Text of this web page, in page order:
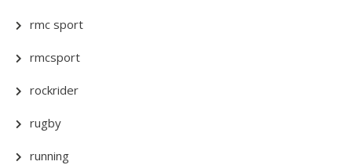
rmc sport
rmcsport
rockrider
rugby
running